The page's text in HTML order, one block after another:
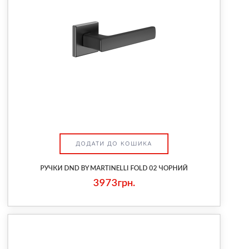
ДОДАТИ ДО КОШИКА
РУЧКИ DND BY MARTINELLI FOLD 02 ЧОРНИЙ
3973грн.